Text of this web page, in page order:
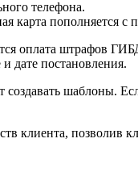
телефона.
карта пополняется
оплата штрафов
дате постановления.
шаблоны.
клиента, позволив